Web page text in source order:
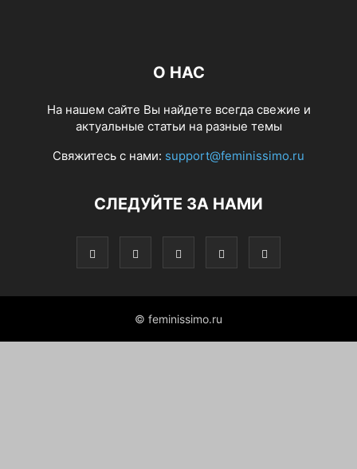
О НАС
На нашем сайте Вы найдете всегда свежие и
актуальные статьи на разные темы
Свяжитесь с нами: support@feminissimo.ru
СЛЕДУЙТЕ ЗА НАМИ
© feminissimo.ru